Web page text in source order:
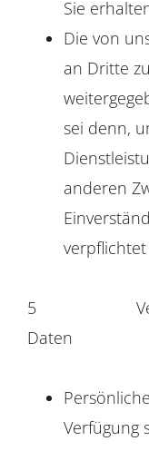
Sie
Die von
an Dritte
sei denn,
anderen
verpflichtet
5
Daten
Verfügung